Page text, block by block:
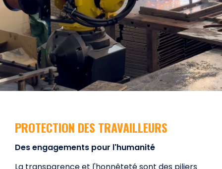
PROTECTION DES TRAVAILLEURS
Des engagements pour l'humanité